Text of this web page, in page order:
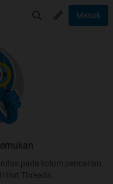
Masuk
pada kolom pencarian.
Hot Threads.